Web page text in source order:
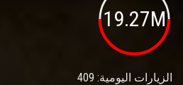
19.27M
الزيارات اليومية: 409